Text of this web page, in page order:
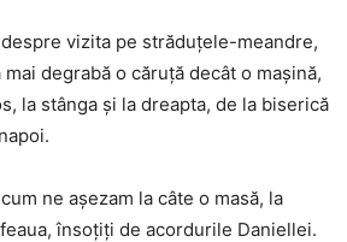
vizita pe străduțele-meandre,
degrabă o căruță decât o mașină,
la stânga și la dreapta, de la biserică
ne așezam la câte o masă, la
însoțiți de acordurile Daniellei.